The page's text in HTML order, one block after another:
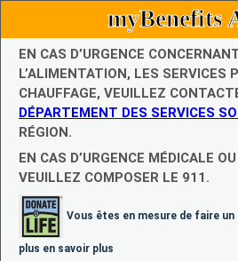
myBenefits
EN CAS D’URGENCE
L’ALIMENTATION, LES SERVICES
CHAUFFAGE, VEUILLEZ
DÉPARTEMENT DES SERVICES
RÉGION.
EN CAS D’URGENCE MÉDICALE
VEUILLEZ COMPOSER LE 911.
Vous êtes en mesure de faire un
plus en savoir plus